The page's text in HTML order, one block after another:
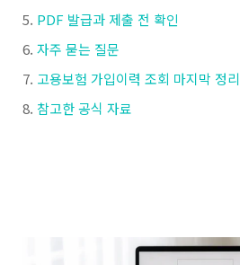
PDF 발급과 제출 전 확인
자주 묻는 질문
고용보험 가입이력 조회 마지막 정리
참고한 공식 자료